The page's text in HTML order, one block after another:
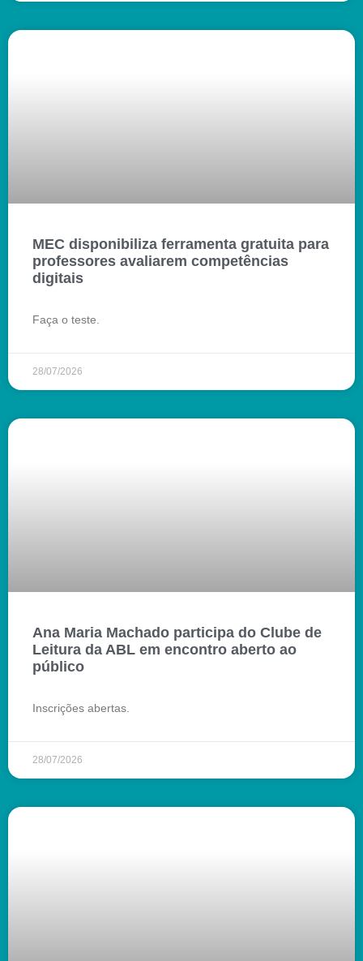
MEC disponibiliza ferramenta gratuita para
professores avaliarem competências
digitais
Faça o teste.
28/07/2026
Ana Maria Machado participa do Clube de
Leitura da ABL em encontro aberto ao
público
Inscrições abertas.
28/07/2026